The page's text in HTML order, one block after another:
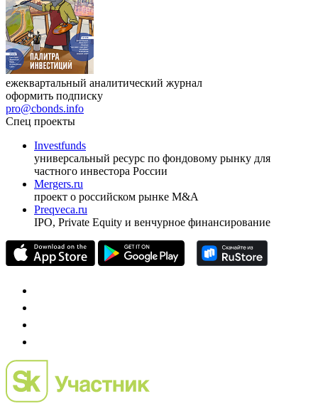
ежеквартальный аналитический журнал
оформить подписку
pro@cbonds.info
Спец проекты
Investfunds
универсальный ресурс по фондовому рынку для
частного инвестора России
Mergers.ru
проект о российском рынке M&A
Preqveca.ru
IPO, Private Equity и венчурное финансирование